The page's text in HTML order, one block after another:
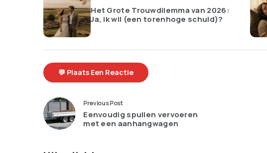
Het Grote Trouwdilemma van 2026:
Ja, ik wil (een torenhoge schuld)?
💬 Plaats Een Reactie
Previous Post
Eenvoudig spullen vervoeren
met een aanhangwagen